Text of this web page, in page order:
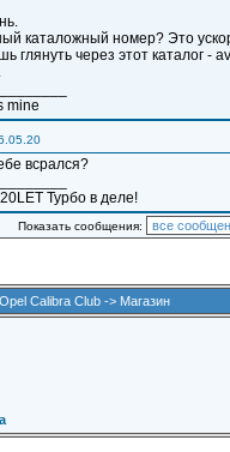
каталожный номер? Это
глянуть через этот каталог -
mine
всрался?
Турбо в деле!
Показать сообщения:
Calibra Club-> Магазин